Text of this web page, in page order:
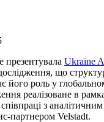
презентувала Ukraine
що
його роль у
реалізоване в
співпраці з
партнером Velstadt.